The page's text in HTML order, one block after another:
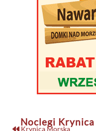
Noclegi
Krynica Morska